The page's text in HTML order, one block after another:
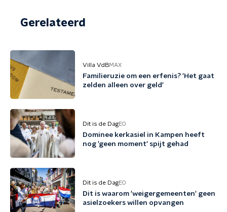
Gerelateerd
Villa VdBMAX
Familieruzie om een erfenis? 'Het gaat
zelden alleen over geld'
Dit is de DagEO
Dominee kerkasiel in Kampen heeft
nog 'geen moment' spijt gehad
Dit is de DagEO
Dit is waarom 'weigergemeenten' geen
asielzoekers willen opvangen